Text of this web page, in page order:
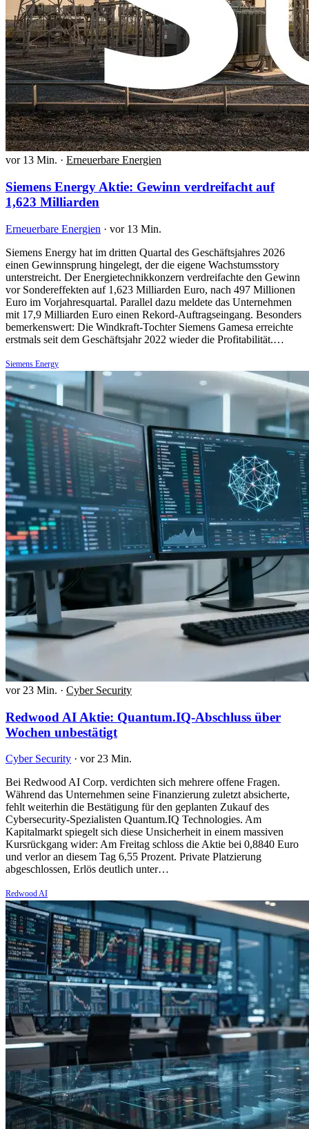
vor 13 Min. · Erneuerbare Energien
Siemens Energy Aktie: Gewinn verdreifacht auf
1,623 Milliarden
Erneuerbare Energien · vor 13 Min.
Siemens Energy hat im dritten Quartal des Geschäftsjahres 2026
einen Gewinnsprung hingelegt, der die eigene Wachstumsstory
unterstreicht. Der Energietechnikkonzern verdreifachte den Gewinn
vor Sondereffekten auf 1,623 Milliarden Euro, nach 497 Millionen
Euro im Vorjahresquartal. Parallel dazu meldete das Unternehmen
mit 17,9 Milliarden Euro einen Rekord-Auftragseingang. Besonders
bemerkenswert: Die Windkraft-Tochter Siemens Gamesa erreichte
erstmals seit dem Geschäftsjahr 2022 wieder die Profitabilität.…
Siemens Energy
vor 23 Min. · Cyber Security
Redwood AI Aktie: Quantum.IQ-Abschluss über
Wochen unbestätigt
Cyber Security · vor 23 Min.
Bei Redwood AI Corp. verdichten sich mehrere offene Fragen.
Während das Unternehmen seine Finanzierung zuletzt absicherte,
fehlt weiterhin die Bestätigung für den geplanten Zukauf des
Cybersecurity-Spezialisten Quantum.IQ Technologies. Am
Kapitalmarkt spiegelt sich diese Unsicherheit in einem massiven
Kursrückgang wider: Am Freitag schloss die Aktie bei 0,8840 Euro
und verlor an diesem Tag 6,55 Prozent. Private Platzierung
abgeschlossen, Erlös deutlich unter…
Redwood AI